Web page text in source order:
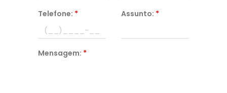
Telefone: * Assunto: *
Mensagem: *